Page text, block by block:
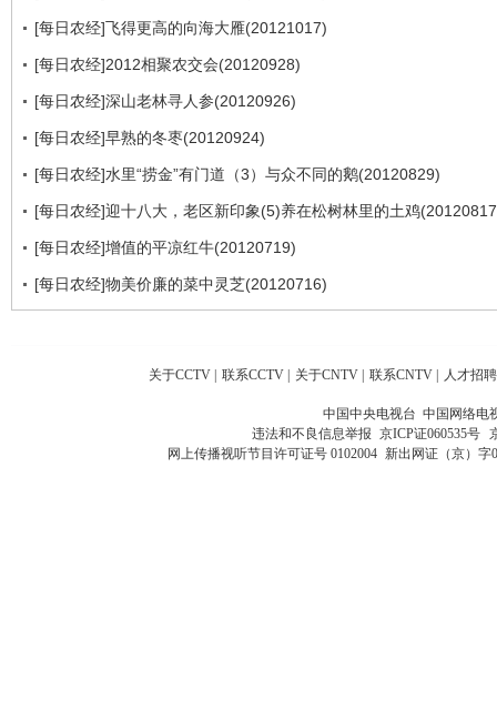
[每日农经]飞得更高的向海大雁(20121017)
[每日农经]2012相聚农交会(20120928)
[每日农经]深山老林寻人参(20120926)
[每日农经]早熟的冬枣(20120924)
[每日农经]水里“捞金”有门道（3）与众不同的鹅(20120829)
[每日农经]迎十八大，老区新印象(5)养在松树林里的土鸡
[每日农经]增值的平凉红牛(20120719)
[每日农经]物美价廉的菜中灵芝(20120716)
关于CCTV 联系CCTV 关于CNTV 联系CNTV 人才招聘
中国中央电视台 中国网络电
违法和不良信息举报 京ICP证060535号
网上传播视听节目许可证号 0102004 新出网证（京）